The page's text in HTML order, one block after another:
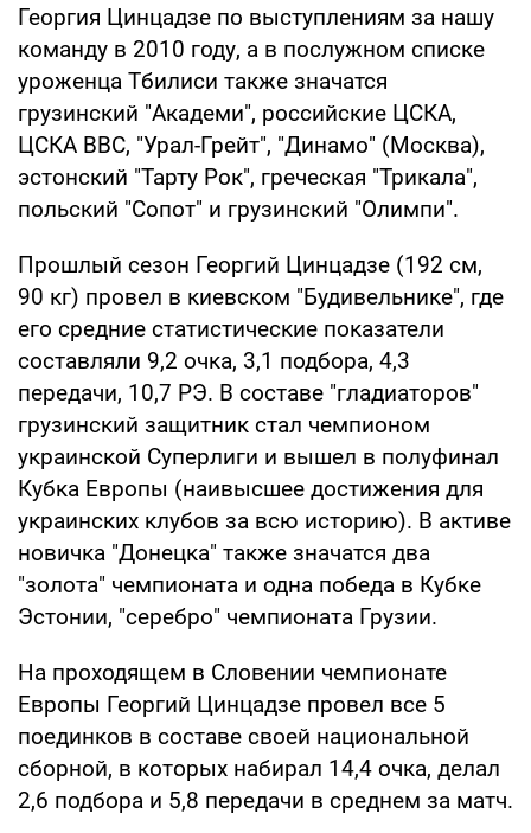
Георгия Цинцадзе по выступлениям за нашу
команду в 2010 году, а в послужном списке
уроженца Тбилиси также значатся
грузинский "Академи", российские ЦСКА,
ЦСКА ВВС, "Урал-Грейт", "Динамо" (Москва),
эстонский "Тарту Рок", греческая "Трикала",
польский "Сопот" и грузинский "Олимпи".
Прошлый сезон Георгий Цинцадзе (192 см,
90 кг) провел в киевском "Будивельнике", где
его средние статистические показатели
составляли 9,2 очка, 3,1 подбора, 4,3
передачи, 10,7 РЭ. В составе "гладиаторов"
грузинский защитник стал чемпионом
украинской Суперлиги и вышел в полуфинал
Кубка Европы (наивысшее достижения для
украинских клубов за всю историю). В активе
новичка "Донецка" также значатся два
"золота" чемпионата и одна победа в Кубке
Эстонии, "серебро" чемпионата Грузии.
На проходящем в Словении чемпионате
Европы Георгий Цинцадзе провел все 5
поединков в составе своей национальной
сборной, в которых набирал 14,4 очка, делал
2,6 подбора и 5,8 передачи в среднем за матч.